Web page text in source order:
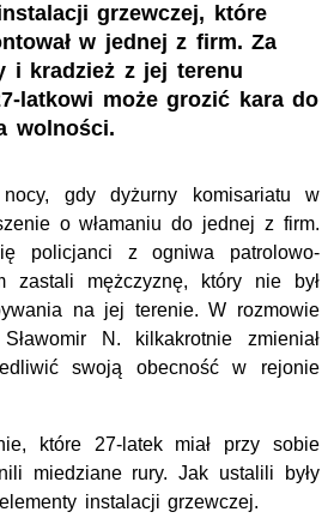
grzewczej, które
w jednej z firm. Za
i kradzież z jej terenu
latkowi może grozić kara do
wolności.
gdy dyżurny komisariatu w
o włamaniu do jednej z firm.
policjanci z ogniwa patrolowo-
zastali mężczyznę, który nie był
na jej terenie. W rozmowie
N. kilkakrotnie zmieniał
swoją obecność w rejonie
które 27-latek miał przy sobie
miedziane rury. Jak ustalili były
instalacji grzewczej.